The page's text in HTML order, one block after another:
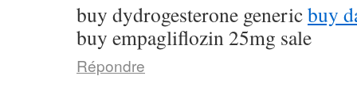
buy dydrogesterone genericbuy
buy empagliflozin 25mg sale
Répondre